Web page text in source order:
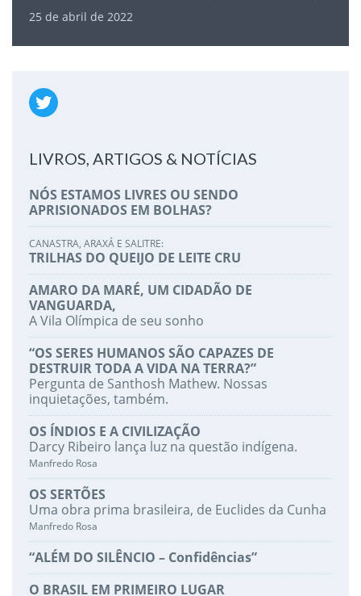
25 de abril de 2022
LIVROS, ARTIGOS & NOTÍCIAS
NÓS ESTAMOS LIVRES OU SENDO
APRISIONADOS EM BOLHAS?
CANASTRA, ARAXÁ E SALITRE:
TRILHAS DO QUEIJO DE LEITE CRU
AMARO DA MARÉ, UM CIDADÃO DE
VANGUARDA,
A Vila Olímpica de seu sonho
“OS SERES HUMANOS SÃO CAPAZES DE
DESTRUIR TODA A VIDA NA TERRA?”
Pergunta de Santhosh Mathew. Nossas
inquietações, também.
OS ÍNDIOS E A CIVILIZAÇÃO
Darcy Ribeiro lança luz na questão indígena.
Manfredo Rosa
OS SERTÕES
Uma obra prima brasileira, de Euclides da Cunha
Manfredo Rosa
“ALÉM DO SILÊNCIO – Confidências”
O BRASIL EM PRIMEIRO LUGAR